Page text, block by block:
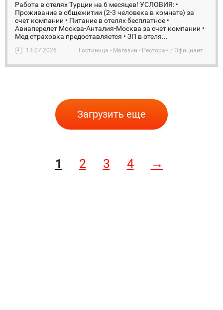
Работа в отелях Турции на 6 месяцев! УСЛОВИЯ: •
Проживание в общежитии (2-3 человека в комнате) за
счет компании • Питание в отелях бесплатное •
Авиаперелет Москва-Анталия-Москва за счет компании •
Мед страховка предоставляется • ЗП в отеля...
13.07.2026 Гостиница - Магазин - Ресторан / Официант
Загрузить еще
1 2 3 4 →